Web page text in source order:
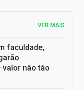
VER MAIS
faculdade,
valor não tão